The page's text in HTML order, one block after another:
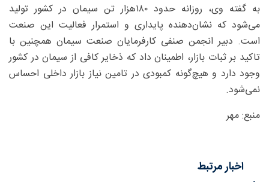
به گفته وی، روزانه حدود ۱۸۰‌هزار تن سیمان در کشور تولید
می‌شود که نشان‌دهنده پایداری و استمرار فعالیت این صنعت
است. دبیر انجمن صنفی کارفرمایان صنعت سیمان همچنین با
تاکید بر ثبات بازار، اطمینان داد که ذخایر کافی از سیمان در کشور
وجود دارد و هیچ‌گونه کمبودی در تامین نیاز بازار داخلی احساس
نمی‌شود.
منبع: مهر
اخبار مرتبط